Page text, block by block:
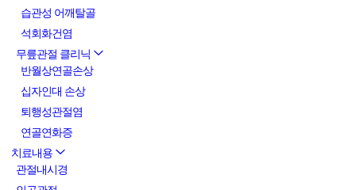
습관성 어깨탈골
석회화건염
무릎관절 클리닉
반월상연골손상
십자인대 손상
퇴행성관절염
연골연화증
치료내용
관절내시경